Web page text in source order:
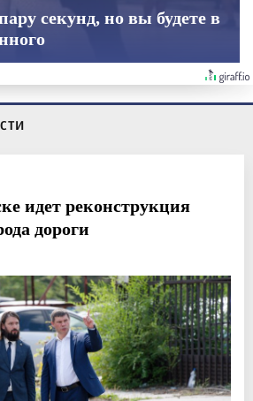
секунд, но вы будете в
идет реконструкция
дороги